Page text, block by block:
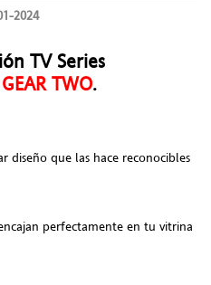
2024
TV Series
TWO.
diseño que las hace reconocibles
perfectamente en tu vitrina